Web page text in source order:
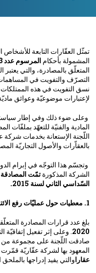
تمثّل العقّارات التابعة للأشخاص
المشمولة بأحكامالمرسوم عدد 13 لسنة 2011
المتعلّق بالمصادرة، والتي
التصرّف والتفويت في
نسق التفويت في هذه الممتلكات
لإعتبارات موضوعيّة وعوائق
وعلى ضوء ذلك وفي إطار
المادية والفنيّة للتعهّد
اللّجنة الإستعانة بخدمات
بالعقاّرات والأصول التجاريّة
وتجسّم هذا التوجّه في إبرام
الشركة المذكورة
السّداسي الثاني لسنة 2015.
1. معطيات حول عمليّات رفع الائتمان الجزئي والتحوّز وإعداد تقارير الاختبار
بلغ عدد قرارات المصادرة
2020. وعلى إثر تفعيل
صادقت اللّجنة على مجموعة من
المعهود بها لشركة عقّاريّة
عقاراوالتي يفيد إدراجها